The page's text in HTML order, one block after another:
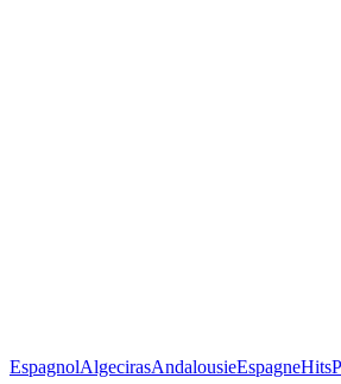
EspagnolAlgecirasAndalousieEspagneHits